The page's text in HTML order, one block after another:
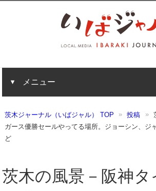
メニュー
茨木ジャーナル（いばジャル） TOP 投稿
ガース優勝セールやってる場所。ジョーシン、ジ
ど
茨木の風景－阪神タ